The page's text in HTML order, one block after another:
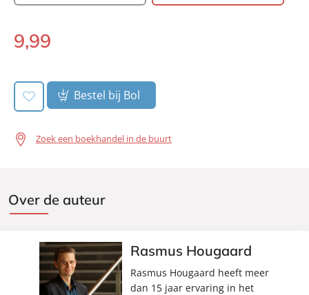
E-
9,99
Bestel bij Bol
Zoek een boekhandel in de buurt
Over de auteur
Rasmus Hougaard
Rasmus Hougaard heeft meer
dan 15 jaar ervaring in het